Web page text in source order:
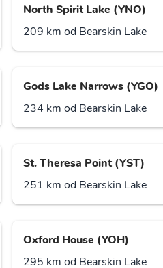
North Spirit Lake (YNO)
209 km od Bearskin Lake
Gods Lake Narrows (YGO)
234 km od Bearskin Lake
St. Theresa Point (YST)
251 km od Bearskin Lake
Oxford House (YOH)
295 km od Bearskin Lake